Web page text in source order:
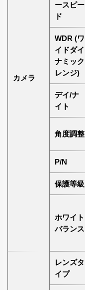
カメラ
ースピー
ド
WDR (ワ
イドダイ
ナミック
レンジ)
デイ/ナ
イト
角度調整
P/N
保護等級
ホワイト
バランス
レンズタ
イプ